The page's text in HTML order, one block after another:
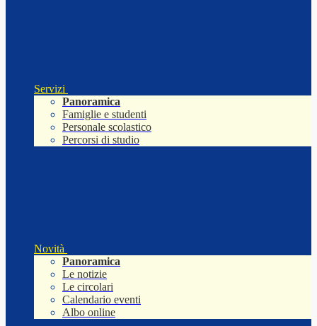
Servizi
Panoramica
Famiglie e studenti
Personale scolastico
Percorsi di studio
Novità
Panoramica
Le notizie
Le circolari
Calendario eventi
Albo online